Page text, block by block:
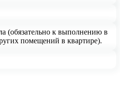
(обязательно к выполнению в
помещений в квартире).